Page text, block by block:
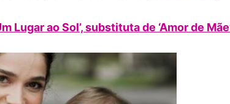
Lugar ao Sol’, substituta de ‘Amor de